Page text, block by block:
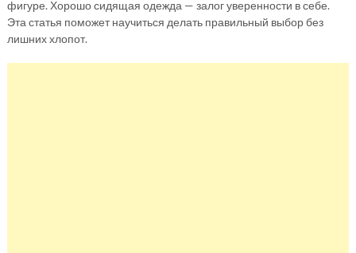
фигуре. Хорошо сидящая одежда — залог уверенности в себе.
Эта статья поможет научиться делать правильный выбор без
лишних хлопот.